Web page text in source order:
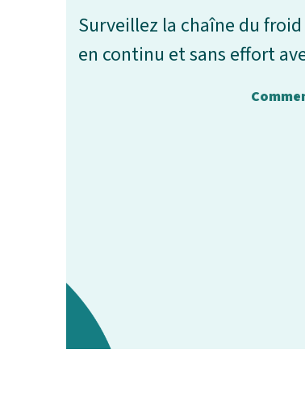
Surveillez la chaîne du
en continu et sans effort